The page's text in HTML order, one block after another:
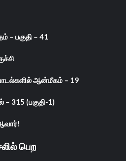
– பகுதி – 41
ஆன்மீகம் – 19
– 315 (பகுதி-1)
பெற